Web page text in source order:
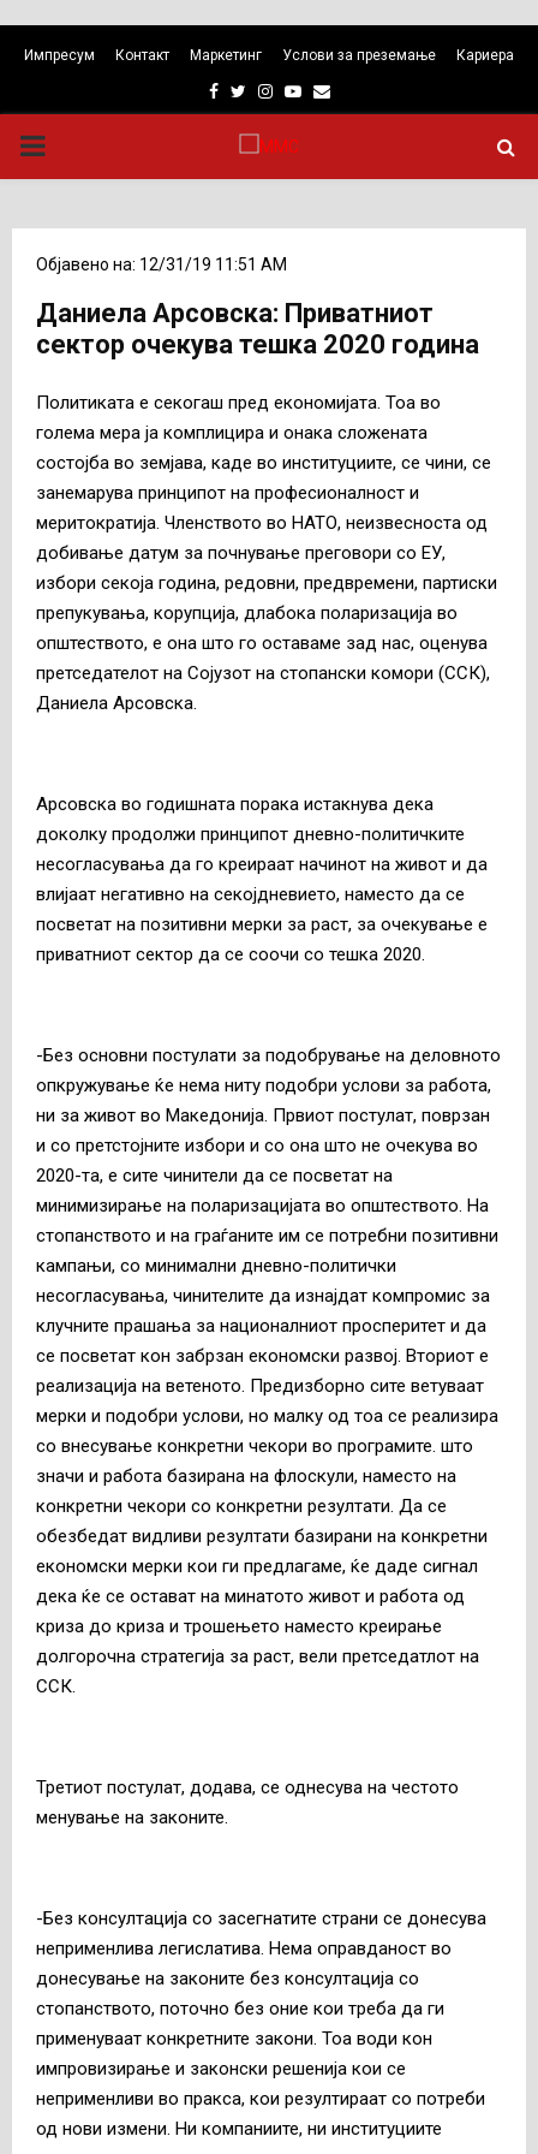
Импресум Контакт Маркетинг Услови за преземање Кариера
Facebook
TwitterInstagram
Youtube
Email
PRIMARY
Објавено на: 12/31/19 11:51 AM
Даниела Арсовска: Приватниот
сектор очекува тешка 2020 година
Политиката е секогаш пред економијата. Тоа во
голема мера ја комплицира и онака сложената
состојба во земјава, каде во институциите, се чини, се
занемарува принципот на професионалност и
меритократија. Членството во НАТО, неизвесноста од
добивање датум за почнување преговори со ЕУ,
избори секоја година, редовни, предвремени, партиски
препукувања, корупција, длабока поларизација во
општеството, е она што го оставаме зад нас, оценува
претседателот на Сојузот на стопански комори (ССК),
Даниела Арсовска.
Арсовска во годишната порака истакнува дека
доколку продолжи принципот дневно-политичките
несогласувања да го креираат начинот на живот и да
влијаат негативно на секојдневието, наместо да се
посветат на позитивни мерки за раст, за очекување е
приватниот сектор да се соочи со тешка 2020.
-Без основни постулати за подобрување на деловното
опкружување ќе нема ниту подобри услови за работа,
ни за живот во Македонија. Првиот постулат, поврзан
и со претстојните избори и со она што не очекува во
2020-та, е сите чинители да се посветат на
минимизирање на поларизацијата во општеството. На
стопанството и на граѓаните им се потребни позитивни
кампањи, со минимални дневно-политички
несогласувања, чинителите да изнајдат компромис за
клучните прашања за националниот просперитет и да
се посветат кон забрзан економски развој. Вториот е
реализација на ветеното. Предизборно сите ветуваат
мерки и подобри услови, но малку од тоа се реализира
со внесување конкретни чекори во програмите. што
значи и работа базирана на флоскули, наместо на
конкретни чекори со конкретни резултати. Да се
обезбедат видливи резултати базирани на конкретни
економски мерки кои ги предлагаме, ќе даде сигнал
дека ќе се остават на минатото живот и работа од
криза до криза и трошењето наместо креирање
долгорочна стратегија за раст, вели претседатлот на
ССК.
Третиот постулат, додава, се однесува на честото
менување на законите.
-Без консултација со засегнатите страни се донесува
неприменлива легислатива. Нема оправданост во
донесување на законите без консултација со
стопанството, поточно без оние кои треба да ги
применуваат конкретните закони. Тоа води кон
импровизирање и законски решенија кои се
неприменливи во пракса, кои резултираат со потреби
од нови измени. Ни компаниите, ни институциите